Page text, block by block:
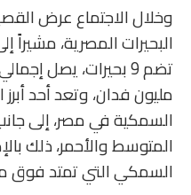
وخلال الاجتماع عرض
البحيرات المصرية، مشيراً
مليون فدان، وتعد أحد أبرز
السمكية في مصر، إلى جانب
المتوسط والأحمر، ذلك
السمكي التي تمتد فوق مساحة 289